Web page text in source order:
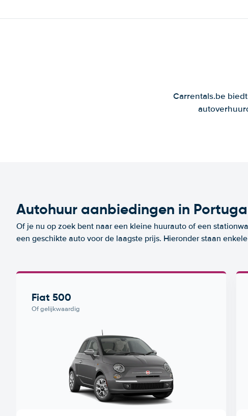
Carrentals.be
Autohuur aanbiedingen in
Of je nu op zoek bent naar een kleine huurauto of een
een geschikte auto voor de laagste prijs. Hieronder staan
Fiat 500
Of gelijkwaardig